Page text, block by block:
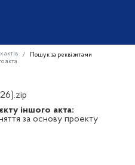
актів
Пошук за реквізитами
акта
іншого акта:
за основу проекту